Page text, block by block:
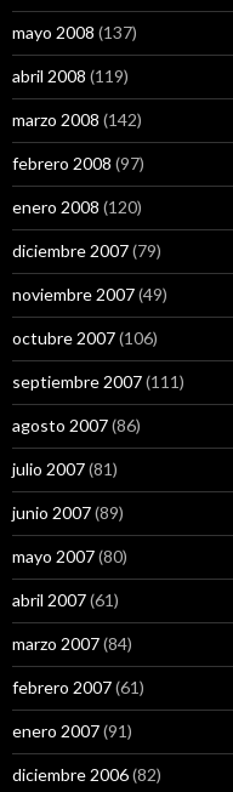
mayo 2008 (137)
abril 2008 (119)
marzo 2008 (142)
febrero 2008 (97)
enero 2008 (120)
diciembre 2007(79)
noviembre 2007(49)
octubre 2007(106)
septiembre 2007(111)
agosto 2007(86)
julio 2007(81)
junio 2007(89)
mayo 2007(80)
abril 2007(61)
marzo 2007(84)
febrero 2007(61)
enero 2007(91)
diciembre 2006(82)